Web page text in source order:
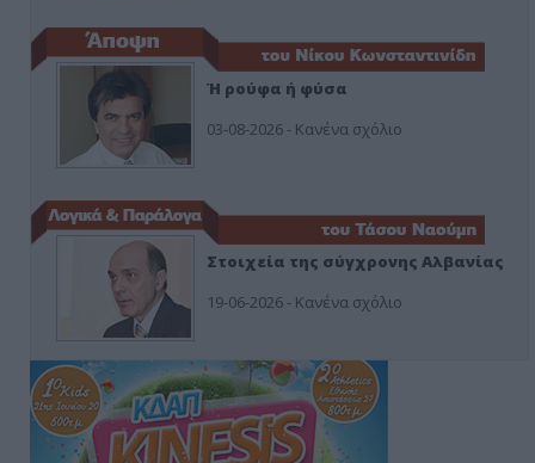
Ή ρούφα ή φύσα
03-08-2026 - Κανένα σχόλιο
Στοιχεία της σύγχρονης Αλβανίας
19-06-2026 - Κανένα σχόλιο